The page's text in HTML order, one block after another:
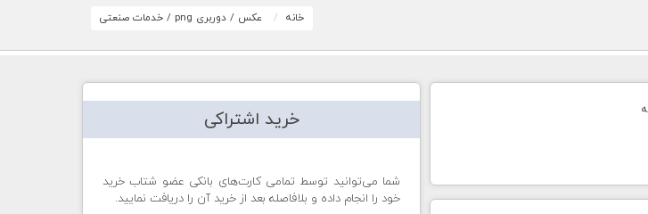
خانه عکس / دوربری png / خدمات صنعتی
خرید اشتراکی
شما می‌توانید توسط تمامی کارت‌های بانکی عضو شتاب خرید
خود را انجام داده و بلافاصله بعد از خرید آن را دریافت نمایید.